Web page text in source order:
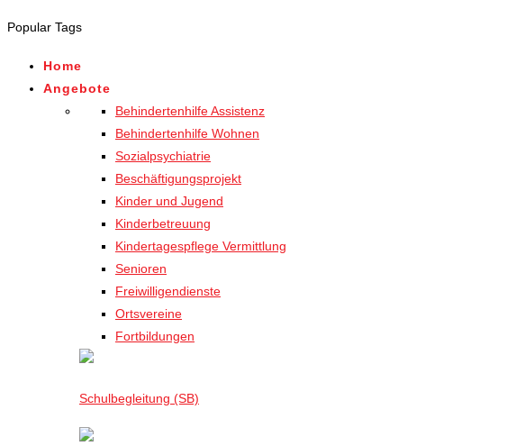
for results.
Popular Tags
Home
Angebote
Behindertenhilfe Assistenz
Behindertenhilfe Wohnen
Sozialpsychiatrie
Beschäftigungsprojekt
Kinder und Jugend
Kinderbetreuung
Kindertagespflege Vermittlung
Senioren
Freiwilligendienste
Ortsvereine
Fortbildungen
Schulbegleitung (SB)